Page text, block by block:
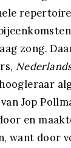
zong.
Jop
en
want door